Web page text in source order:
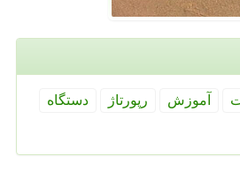
آموزش رپورتاژ
دستگاه